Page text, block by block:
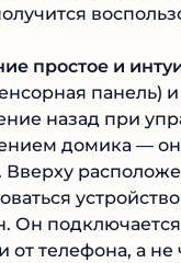
простое и
панель)
назад при
домика —
Он
от телефона, а